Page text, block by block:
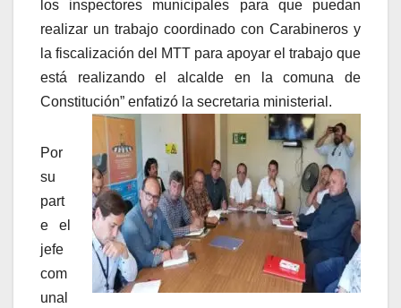
los inspectores municipales para que puedan
realizar un trabajo coordinado con Carabineros y
la fiscalización del MTT para apoyar el trabajo que
está realizando el alcalde en la comuna de
Constitución” enfatizó la secretaria ministerial.
Por
su
part
e el
jefe
com
unal